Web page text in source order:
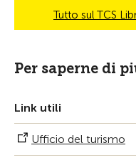
Tutto sul TCS
Per saperne di
Link utili
Ufficio del turismo